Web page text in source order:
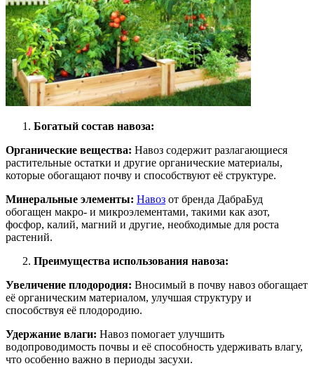
Богатый состав навоза:
Органические вещества: Навоз содержит разлагающиеся
растительные остатки и другие органические материалы,
которые обогащают почву и способствуют её структуре.
Минеральные элементы: Навоз от бренда ДабраБуд
обогащен макро- и микроэлементами, такими как азот,
фосфор, калий, магний и другие, необходимые для роста
растений.
Преимущества использования навоза:
Увеличение плодородия: Вносимый в почву навоз обогащает
её органическим материалом, улучшая структуру и
способствуя её плодородию.
Удержание влаги: Навоз помогает улучшить
водопроводимость почвы и её способность удерживать влагу,
что особенно важно в периоды засухи.